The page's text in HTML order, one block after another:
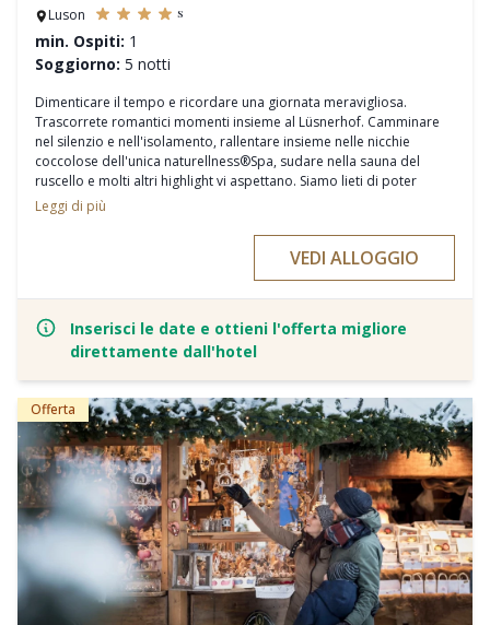
Luson s
min. Ospiti: 1
Soggiorno: 5 notti
Dimenticare il tempo e ricordare una giornata meravigliosa.
Trascorrete romantici momenti insieme al Lüsnerhof. Camminare
nel silenzio e nell'isolamento, rallentare insieme nelle nicchie
coccolose dell'unica naturellness®Spa, sudare nella sauna del
ruscello e molti altri highlight vi aspettano. Siamo lieti di poter
contribuire a dare forma a questi giorni speciali.
Servizi inclusi
A partire da 5 notti con la pensione benessere a ¾
1 massaggio di coppia nella casetta de Bagni Alpini Quarzite
1 Rituale dei Bagni Alpini con floating nella grotta salina
1 cena cromantica al lume di candela nella nostra cantina dei vini
1 bottiglia di Prosecco + praline fatte in casa all’arrivo in camera
Rallentamento nell'ambiente unico della naturellnessSpa
Piscina, vasche idromassaggio e laghetto naturale nel Lüsner Badl
Le casette dei bagni alpini Quarzit e Terra
nicchie accoglienti nelle nostre sale relax, nel giardino e lungo il
sentiero della consapevolezza
rituali naturellness® come il rituale sciamanico nella capanna
sudatoria (escl.)
NUOVO
: infusi a tema nella nuova sauna rituale naturellness®
NUOVO: programma naturellness® Mindfulness con yoga, Qi Gong
e meditazione nella nuova Yoga Shala (parzialmente incluso)
: nuova palestra con attrezzature Technogym e parete di
arrampicata boulder.
NUOVO:bagno di ghiaccio guidato nella vasca in pietra naturale
(escl.)
Leggi di più
VEDI ALLOGGIO
Inserisci le date e ottieni l'offerta migliore
direttamente dall'hotel
Offerta